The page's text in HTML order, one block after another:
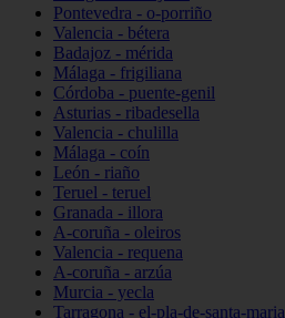
Pontevedra - o-porriño
Valencia - bétera
Badajoz - mérida
Málaga - frigiliana
Córdoba - puente-genil
Asturias - ribadesella
Valencia - chulilla
Málaga - coín
León - riaño
Teruel - teruel
Granada - illora
A-coruña - oleiros
Valencia - requena
A-coruña - arzúa
Murcia - yecla
Tarragona - el-pla-de-santa-maria